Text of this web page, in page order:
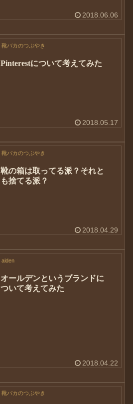
2018.06.06
靴バカのつぶやき
Pinterestについて考えてみた
2018.05.17
靴バカのつぶやき
靴の箱は取ってる派？それと
も捨てる派？
2018.04.29
alden
オールデンというブランドに
ついて考えてみた
2018.04.22
靴バカのつぶやき